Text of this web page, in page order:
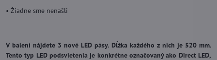
• Žiadne sme nenašli
V balení nájdete 3 nové LED pásy. Dĺžka každého z nich je 520 mm.
Tento typ LED podsvietenia je konkrétne označovaný ako Direct LED,